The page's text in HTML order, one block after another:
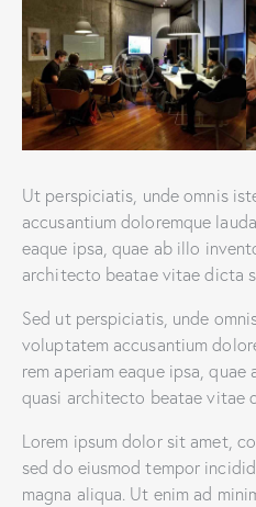
Ut perspiciatis, unde omnis
accusantium doloremque
eaque ipsa, quae ab illo
architecto beatae vitae dicta
Sed ut perspiciatis, unde
voluptatem accusantium
rem aperiam eaque ipsa,
quasi architecto beatae vitae
Lorem ipsum dolor sit amet,
sed do eiusmod tempor
magna aliqua. Ut enim ad